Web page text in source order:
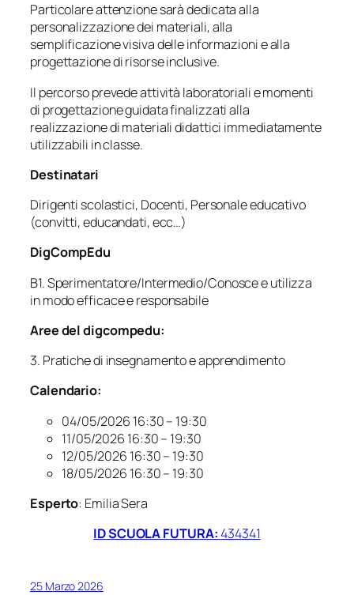
Particolare attenzione sarà dedicata alla
personalizzazione dei materiali, alla
semplificazione visiva delle informazioni e alla
progettazione di risorse inclusive.
Il percorso prevede attività laboratoriali e momenti
di progettazione guidata finalizzati alla
realizzazione di materiali didattici immediatamente
utilizzabili in classe.
Destinatari
Dirigenti scolastici, Docenti, Personale educativo
(convitti, educandati, ecc…)
DigCompEdu
B1. Sperimentatore/Intermedio/Conosce e utilizza
in modo efficace e responsabile
Aree del digcompedu:
3. Pratiche di insegnamento e apprendimento
Calendario:
04/05/2026 16:30 – 19:30
11/05/2026 16:30 – 19:30
12/05/2026 16:30 – 19:30
18/05/2026 16:30 – 19:30
Esperto: Emilia Sera
ID SCUOLA FUTURA:434341
25 Marzo 2026